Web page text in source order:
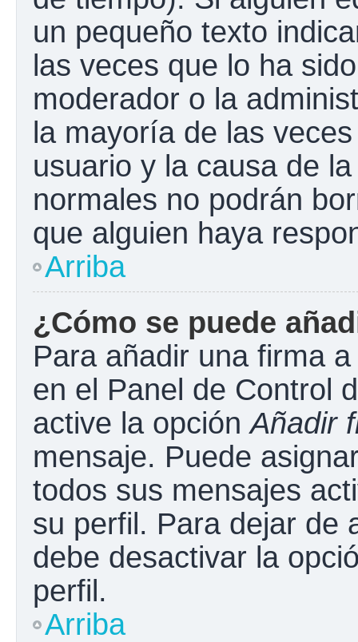
un pequeño texto
las veces que lo ha
moderador o la
la mayoría de las
usuario y la causa de
normales no podrán
que alguien haya
Arriba
¿Cómo se puede
Para añadir una firma
en el Panel de Control
active la opciónAñadir
mensaje. Puede
todos sus mensajes
su perfil. Para dejar de
debe desactivar la
perfil.
Arriba